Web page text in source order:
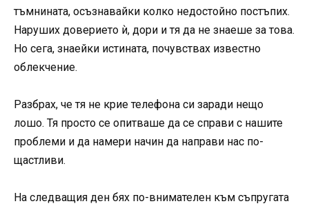
тъмнината, осъзнавайки колко недостойно постъпих.
Наруших доверието ѝ, дори и тя да не знаеше за това.
Но сега, знаейки истината, почувствах известно
облекчение.
Разбрах, че тя не крие телефона си заради нещо
лошо. Тя просто се опитваше да се справи с нашите
проблеми и да намери начин да направи нас по-
щастливи.
На следващия ден бях по-внимателен към съпругата